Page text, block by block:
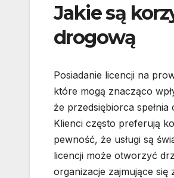
Jakie są
drogową
Posiadanie licencji na
które mogą znacząco
że przedsiębiorca
Klienci często preferują
pewność, że usługi są
licencji może otworzyć
organizacje zajmujące